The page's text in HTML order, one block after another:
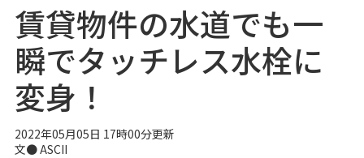
賃貸物件の水道でも一
瞬でタッチレス水栓に
変身！
2022年05月05日 17時00分更新
文● ASCII